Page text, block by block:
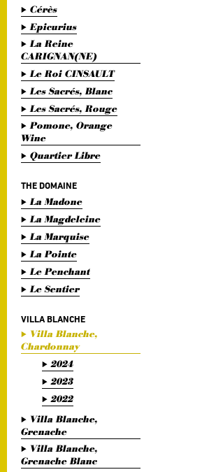
Cérès
Epicurius
La Reine
CARIGNAN(NE)
Le Roi CINSAULT
Les Sacrés, Blanc
Les Sacrés, Rouge
Pomone, Orange
Wine
Quartier Libre
THE DOMAINE
La Madone
La Magdeleine
La Marquise
La Pointe
Le Penchant
Le Sentier
VILLA BLANCHE
Villa Blanche,
Chardonnay
2024
2023
2022
Villa Blanche,
Grenache
Villa Blanche,
Grenache Blanc